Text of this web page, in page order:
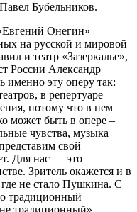
Бубельников.
Онегин»
на русской и мировой
и театр «Зазеркалье»,
России Александр
именно эту оперу так:
в репертуаре
потому что в нем
может быть в опере –
чувства, музыка
свой
Для нас — это
Зритель окажется и в
не стало Пушкина. С
традиционный
традиционный».